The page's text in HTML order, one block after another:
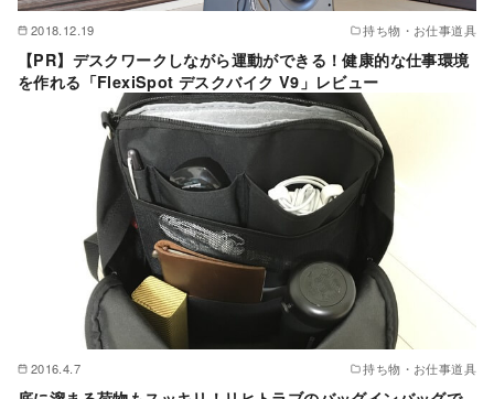
2018.12.19 持ち物・お仕事道具
【PR】デスクワークしながら運動ができる！健康的な仕事環境
を作れる「FlexiSpot デスクバイク V9」レビュー
2016.4.7 持ち物・お仕事道具